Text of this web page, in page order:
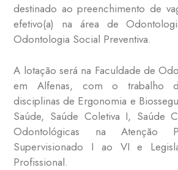
destinado ao preenchimento de
efetivo(a) na área de
Odontologia Social Preventiva.
A lotação será na Faculdade de
em Alfenas, com o trabalho
disciplinas de Ergonomia e
Saúde, Saúde Coletiva I, Saúde
Odontológicas na Atenção
Supervisionado I ao VI e
Profissional.